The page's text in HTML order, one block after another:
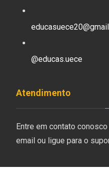
@educas.uece
Atendimento
Entre em contato
email ou ligue para o